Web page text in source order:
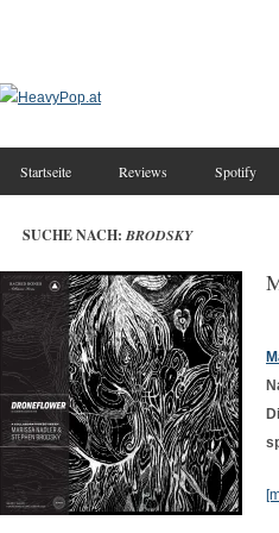
Startseite Reviews Spotify
SUCHE NACH: BRODSKY